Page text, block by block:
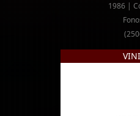
1986 |